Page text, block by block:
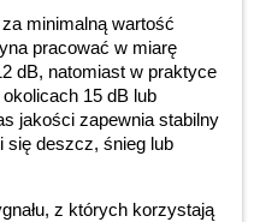
minimalną wartość
pracować w miarę
dB, natomiast w praktyce
15 dB lub
jakości zapewnia stabilny
się deszcz, śnieg lub
z których korzystają